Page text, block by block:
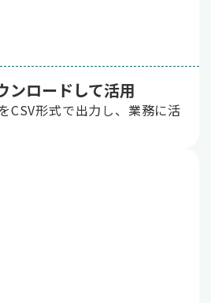
ンロードして活用
CSV形式で出力し、業務に活